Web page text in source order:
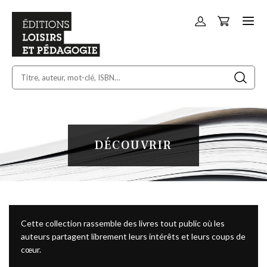
Allez
Panier
DÉCOUVRIR
Cette collection rassemble des livres tout public où les
auteurs partagent librement leurs intérêts et leurs coups de
cœur.